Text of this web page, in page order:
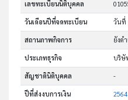
เลขทะเบียนนิติบุคคล
วันเดือนปีที่จดทะเบียน วันที่
สถานภาพกิจการ ยังด
ประเภทธุรกิจ บริษั
สัญชาตินิติบุคคล -
ปีที่ส่งงบการเงิน